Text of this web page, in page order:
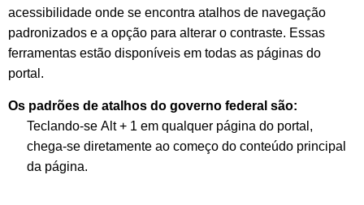
acessibilidade onde se encontra atalhos de navegação
padronizados e a opção para alterar o contraste. Essas
ferramentas estão disponíveis em todas as páginas do
portal.
Os padrões de atalhos do governo federal são:
Teclando-se Alt + 1 em qualquer página do portal,
chega-se diretamente ao começo do conteúdo principal
da página.